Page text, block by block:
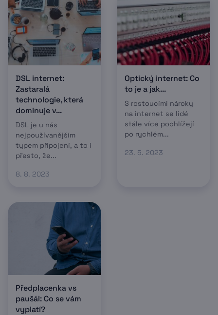
DSL internet:
Zastaralá
technologie, která
dominuje v...
DSL je u nás
nejpoužívanějším
typem připojení, a to i
přesto, že...
8. 8. 2023
Optický internet: Co
to je a jak...
S rostoucími nároky
na internet se lidé
stále více poohlížejí
po rychlém...
23. 5. 2023
Předplacenka vs
paušál: Co se vám
vyplatí?